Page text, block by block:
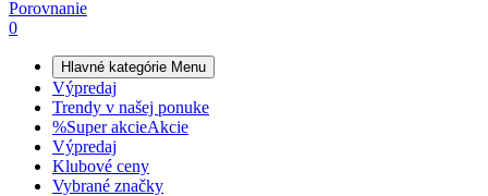
Porovnanie
0
Hlavné kategórie Menu
Výpredaj
Trendy v našej ponuke
%Super akcieAkcie
Výpredaj
Klubové ceny
Vybrané značky